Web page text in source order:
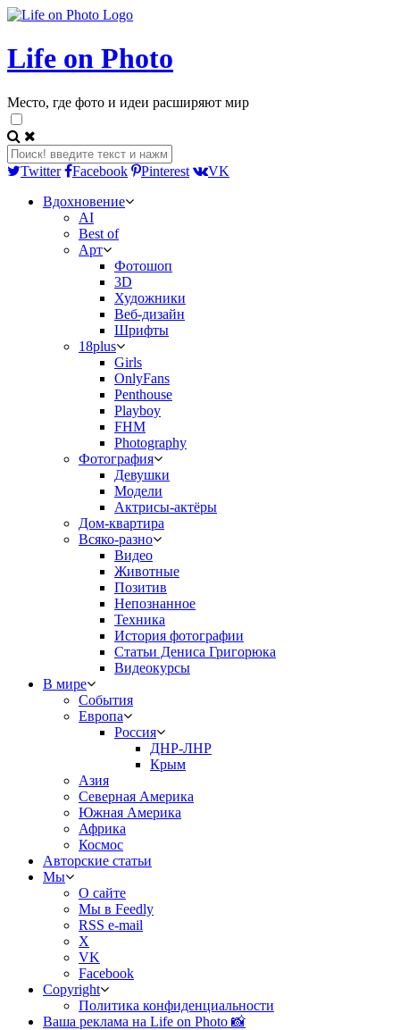
Life on Photo
Место, где фото и идеи расширяют мир
Twitter Facebook Pinterest
VK
Вдохновение
AI
Best of
Арт
Фотошоп
3D
Художники
Веб-дизайн
Шрифты
18plus
Girls
OnlyFans
Penthouse
Playboy
FHM
Photography
Фотография
Девушки
Модели
Актрисы-актёры
Дом-квартира
Всяко-разно
Видео
Животные
Позитив
Непознанное
Техника
История фотографии
Статьи Дениса Григорюка
Видеокурсы
В мире
События
Европа
Россия
ДНР-ЛНР
Крым
Азия
Северная Америка
Южная Америка
Африка
Космос
Авторские статьи
Мы
О сайте
Мы в Feedly
RSS e-mail
X
VK
Facebook
Copyright
Политика конфиденциальности
Ваша реклама на Life on Photo 📸